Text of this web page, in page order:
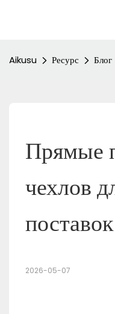
Aikusu Ресурс Блог
Прямые
чехлов
2026-05-07